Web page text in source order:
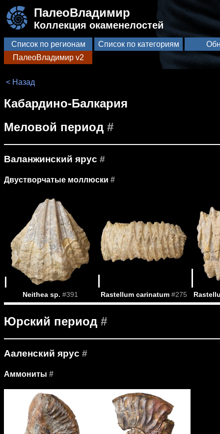
ПалеоВладимир
Коллекция окаменелостей
Список по регионам Список по категориям
ПалеоВладимир v2
< Назад
Кабардино-Балкария
Меловой период #
Валанжинский ярус #
Двустворчатые моллюски #
Neithea sp. #391 Rastellum carinatum #275
Юрский период #
Ааленский ярус #
Аммониты #